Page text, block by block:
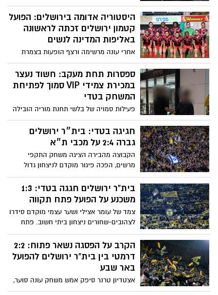
עקב הצפי לעומסי תנועה חריגים באיזור,
מומלץ לקהל האוהדים להקדים את ההגעה
לאצטדיון ולהתבסס על תחבורה ציבורית.
השערים ייפתחו בשעה 17:30
היסטוריה אדומה בירושלים: הפועל
קטמון ירושלים זכתה לראשונה
באליפות המדינה לנשים
אחרי עונה מרשימה ורצף הופעות בצמרת
הליגה, הקבוצה הירושלמית השלימה זכייה
היסטורית באליפות המדינה לנשים והביאה
לבירה תואר ראשון בתולדותיה
ספסרות תחת מעקב: חשוד נעצר
במכירת צמידי VIP סמוך לפתיחת
המשחק בטדי
פעילות סמויה של בלשי תחנת מוריה הובילה
למעצר תושב ירושלים שניסה למכור צמידי
כניסה למתחם ה־VIP במאות שקלים;
במשטרה קוראים לציבור להימנע מרכישות
חגיגה בטדי: בית״ר ירושלים
גברה 2:4 על מכבי ת״א
הקבוצה מהבירה הציגה משחק התקפי
מרשים, הפכה פיגור מוקדם לניצחון גדול
ושמרה על מקומה בצמרת; אצילי חתם ערב
עוצמתי
בית”ר ירושלים חגגה בטדי: 1:3
משכנע על הפועל פתח תקווה
צמד של עומר אצילי ושער עצמי מוקדם סידרו
לצהובים-שחורים ניצחון ביתי חשוב. פתח
תקווה רק צימקה ולא הצליחה לעצור את
המארחת
הקרב על הפסגה נשאר פתוח: 2:2
דרמטי בין בית”ר ירושלים להפועל
באר שבע
אצטדיון טרנר סיפק אמש משחק עונה סוער,
כאשר הפועל באר שבע ובית”ר ירושלים נפרדו